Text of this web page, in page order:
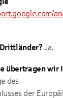
Ja.
übertragen wir
des
der